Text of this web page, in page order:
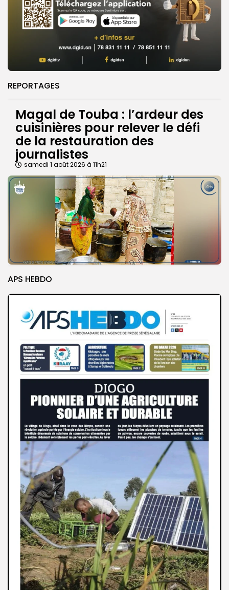
REPORTAGES
Magal de Touba : l’ardeur des
cuisinières pour relever le défi
de la restauration des
journalistes
samedi 1 août 2026 à 11h21
APS HEBDO